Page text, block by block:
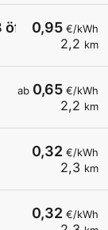
0,95 €/kWh
2,2 km
öffentlich
ab 0,65 €/kWh
2,2 km
0,32 €/kWh
2,3 km
0,32 €/kWh